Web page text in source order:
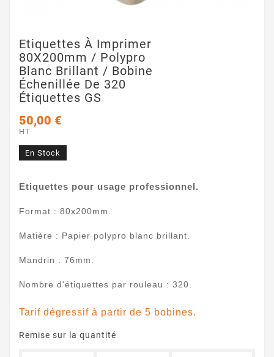
Etiquettes À Imprimer
80X200mm / Polypro
Blanc Brillant / Bobine
Échenillée De 320
Étiquettes GS
50,00 €
HT
En Stock
Etiquettes pour usage professionnel.
Format : 80x200mm.
Matière : Papier polypro blanc brillant.
Mandrin : 76mm.
Nombre d'étiquettes par rouleau : 320.
Tarif dégressif à partir de 5 bobines.
Remise sur la quantité